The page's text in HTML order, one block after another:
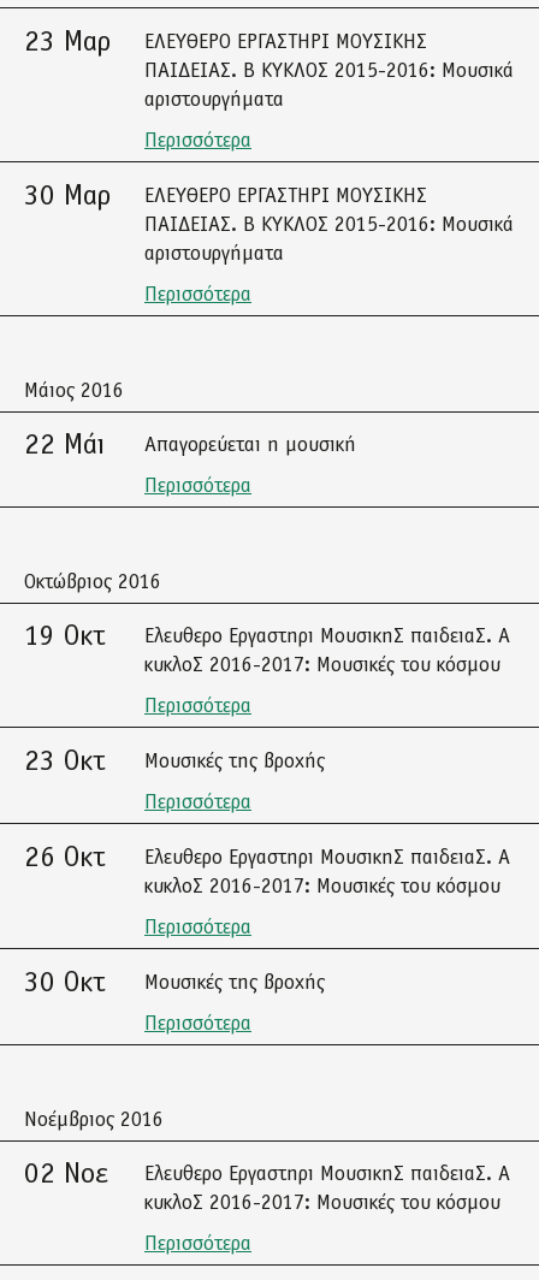
23 Μαρ
ΕΛΕΥΘΕΡΟ ΕΡΓΑΣΤΗΡΙ ΜΟΥΣΙΚΗΣ
ΠΑΙΔΕΙΑΣ. Β ΚΥΚΛΟΣ 2015-2016: Μουσικά
αριστουργήματα
Περισσότερα
30 Μαρ
ΕΛΕΥΘΕΡΟ ΕΡΓΑΣΤΗΡΙ ΜΟΥΣΙΚΗΣ
ΠΑΙΔΕΙΑΣ. Β ΚΥΚΛΟΣ 2015-2016: Μουσικά
αριστουργήματα
Περισσότερα
Μάιος 2016
22 Μάι
Απαγορεύεται η μουσική
Περισσότερα
Οκτώβριος 2016
19 Οκτ
Ελευθερο Εργαστηρι ΜουσικηΣ παιδειαΣ. Α
κυκλοΣ 2016-2017: Μουσικές του κόσμου
Περισσότερα
23 Οκτ
Μουσικές της βροχής
Περισσότερα
26 Οκτ
Ελευθερο Εργαστηρι ΜουσικηΣ παιδειαΣ. Α
κυκλοΣ 2016-2017: Μουσικές του κόσμου
Περισσότερα
30 Οκτ
Μουσικές της βροχής
Περισσότερα
Νοέμβριος 2016
02 Νοε
Ελευθερο Εργαστηρι ΜουσικηΣ παιδειαΣ. Α
κυκλοΣ 2016-2017: Μουσικές του κόσμου
Περισσότερα